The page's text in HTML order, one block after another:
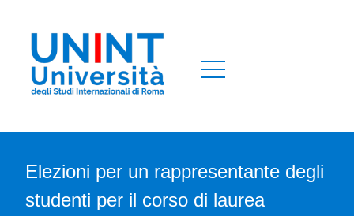
Elezioni per un rappresentante degli
studenti per il corso di laurea